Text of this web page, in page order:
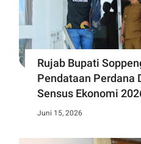
Rujab Bupati
Pendataan Perdana
Sensus Ekonomi
Juni 15, 2026